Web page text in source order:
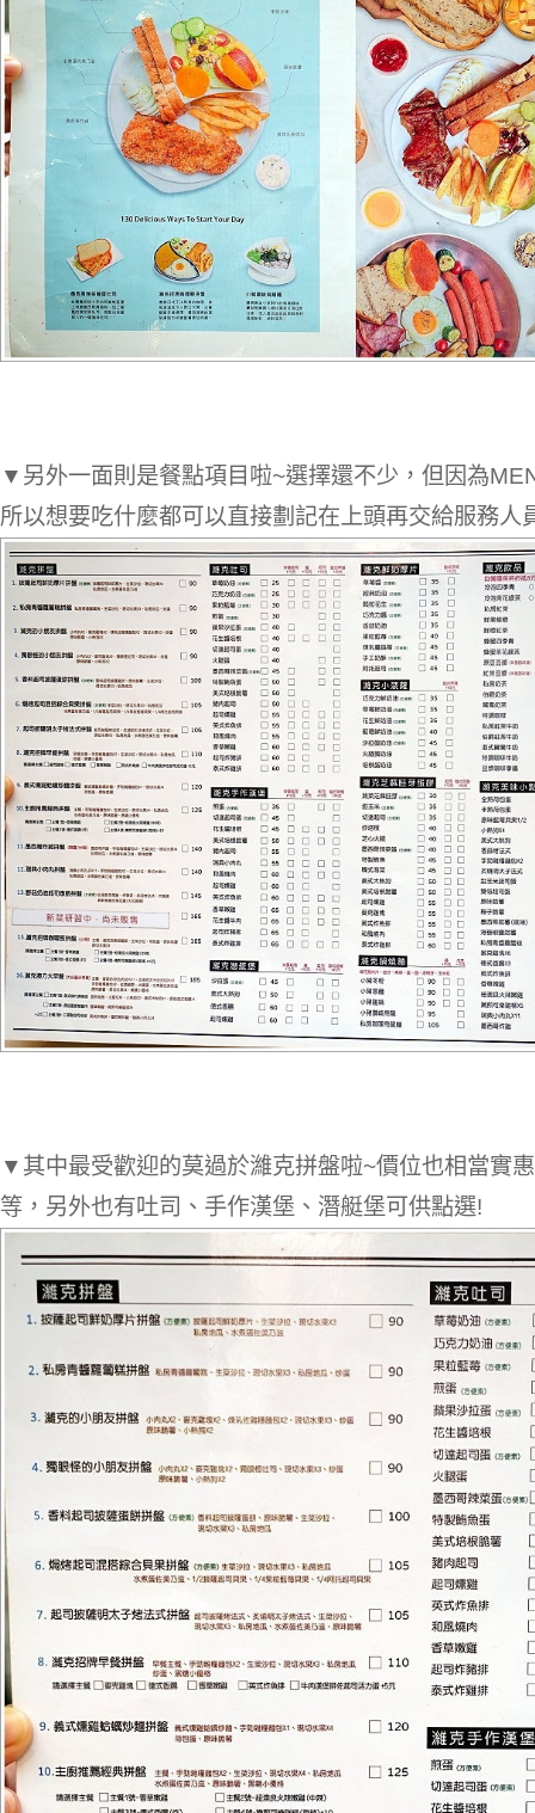
▼另外一面則是餐點項目啦~選擇還不少，但因為
所以想要吃什麼都可以直接劃記在上頭再交給服務人
▼其中最受歡迎的莫過於濰克拼盤啦~價位也相當實
等，另外也有吐司、手作漢堡、潛艇堡可供點選!